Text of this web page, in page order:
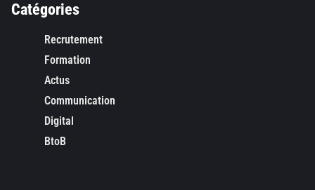
Catégories
Recrutement
Formation
Actus
Communication
Digital
BtoB